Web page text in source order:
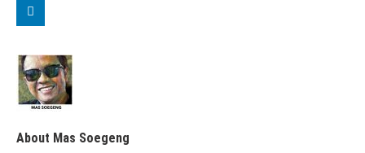
About Mas Soegeng